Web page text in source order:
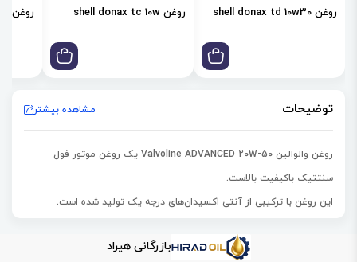
روغن shell donax td 10w30 روغن shell donax tc 10w روغن shell donax td 85w
توضیحات مشاهده بیشتر
روغن والوالین Valvoline ADVANCED 20W-50 یک روغن موتور
فول
سنتتیک باکیفیت بالاست.
این روغن با ترکیبی از آنتی اکسیدان‌های درجه یک تولید شده است.
موتورهای پیشرفته امروزیمی‌باشد.
بازرگانی هیراد